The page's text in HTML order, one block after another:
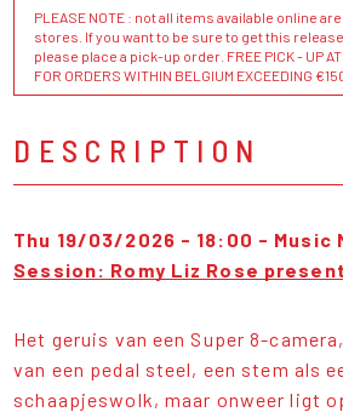
PLEASE NOTE : not all items available online
stores. If you want to be sure to get this
please place a pick-up order. FREE PICK - UP AT
FOR ORDERS WITHIN BELGIUM EXCEEDING
DESCRIPTION
Thu 19/03/2026 - 18:00 - Music
Session: Romy Liz Rose
Het geruis van een Super 8-
van een pedal steel, een stem als
schaapjeswolk, maar onweer ligt